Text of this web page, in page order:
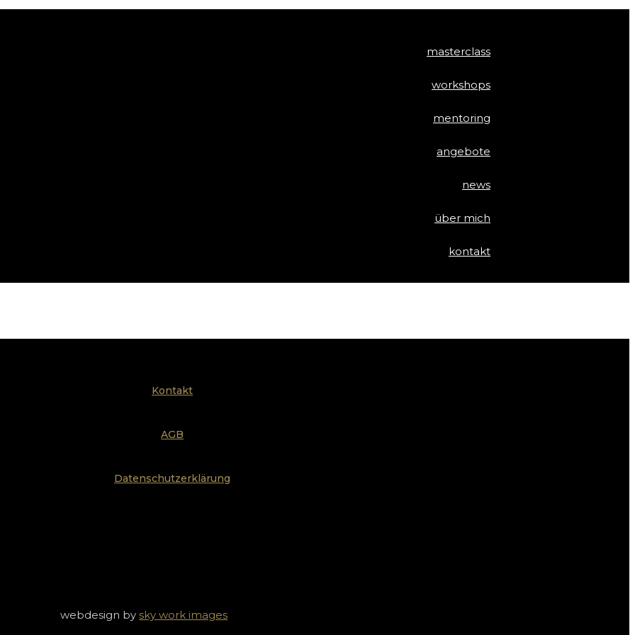
masterclass
workshops
mentoring
angebote
news
über mich
kontakt
Kontakt
AGB
Datenschutzerklärung
webdesign by sky work images